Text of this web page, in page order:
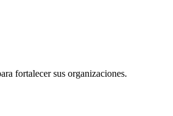
fortalecer sus organizaciones.